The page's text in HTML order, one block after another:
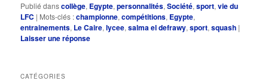
Publié danscollège, Egypte,personnalités,Société,sport,vie du
LFC | Mots-clés :championne,compétitions, Egypte,
entrainements, Le Caire,lycee,salma el defrawy,sport,squash |
Laisser une réponse
CATÉGORIES